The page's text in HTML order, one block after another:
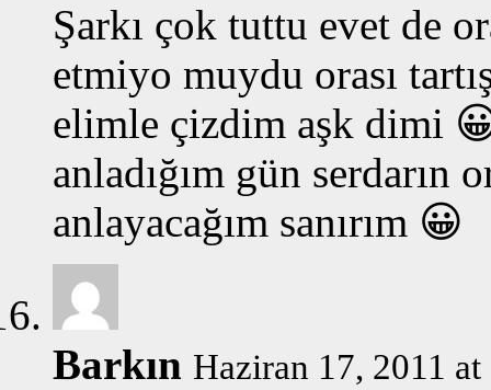
Şarkı çok tuttu evet de
etmiyo muydu orası
elimle çizdim aşk dimi
anladığım gün serdarın
anlayacağım sanırım 😀
Barkın Haziran 17, 2011